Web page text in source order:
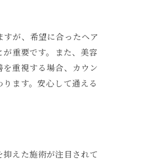
が、希望に合ったヘア
重要です。また、美容
重視する場合、カウン
ます。安心して通える
えた施術が注目されて